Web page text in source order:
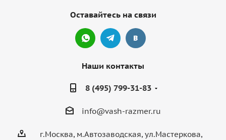
Оставайтесь на связи
Наши контакты
8 (495) 799-31-83
info@vash-razmer.ru
г.Москва, м.Автозаводская, ул.Мастеркова,